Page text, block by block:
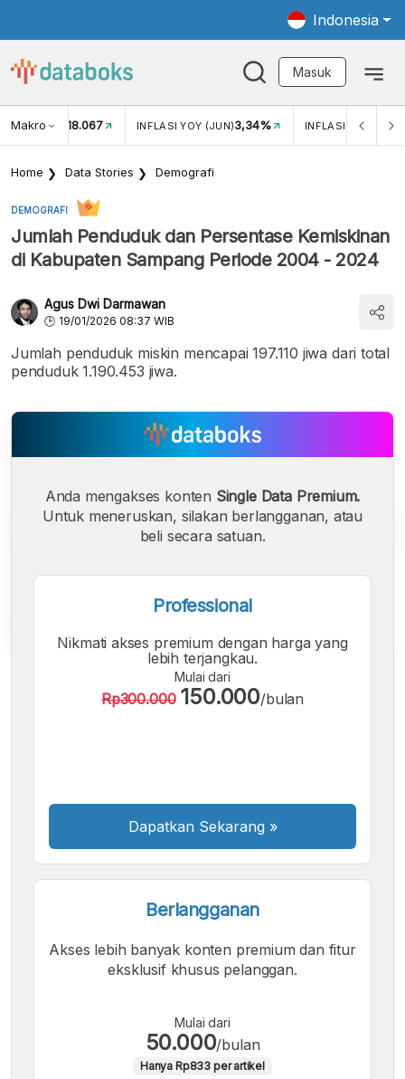
Indonesia
Masuk
Makro
USD/IDR 18.067 INFLASI YOY (JUN)3,34% INFLASI MOM
Home Data Stories Demografi
DEMOGRAFI
Jumlah Penduduk dan Persentase Kemiskinan
di Kabupaten Sampang Periode 2004 - 2024
Agus Dwi Darmawan
19/01/2026 08:37 WIB
Jumlah penduduk miskin mencapai 197.110 jiwa dari total
penduduk 1.190.453 jiwa.
Font
Kecil
A
FontFont
Anda mengakses konten Single Data Premium.
Untuk meneruskan, silakan berlangganan, atau
beli secara satuan.
Professional
Nikmati akses premium dengan harga yang
lebih terjangkau.
Mulai dari
Rp300.000 150.000/bulan
Dapatkan Sekarang »
Berlangganan
Akses lebih banyak konten premium dan fitur
eksklusif khusus pelanggan.
Mulai dari
50.000/bulan
Hanya Rp833 per artikel